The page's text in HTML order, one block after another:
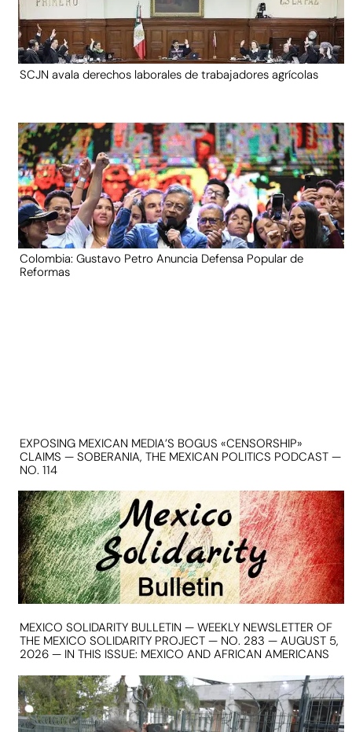
SCJN avala derechos laborales de trabajadores agrícolas
Colombia: Gustavo Petro Anuncia Defensa Popular de
Reformas
EXPOSING MEXICAN MEDIA’S BOGUS «CENSORSHIP»
CLAIMS — SOBERANIA, THE MEXICAN POLITICS PODCAST —
NO. 114
MEXICO SOLIDARITY BULLETIN — WEEKLY NEWSLETTER OF
THE MEXICO SOLIDARITY PROJECT — NO. 283 — AUGUST 5,
2026 — IN THIS ISSUE: MEXICO AND AFRICAN AMERICANS